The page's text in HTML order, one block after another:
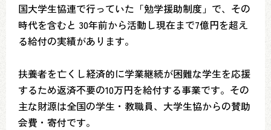
国大学生協連で行っていた「勉学援助制度」で、その
時代を含むと 30年前から活動し現在まで7億円を超え
る給付の実績があります。
扶養者を亡くし経済的に学業継続が困難な学生を応援
するため返済不要の10万円を給付する事業です。その
主な財源は全国の学生・教職員、大学生協からの賛助
会費・寄付です。